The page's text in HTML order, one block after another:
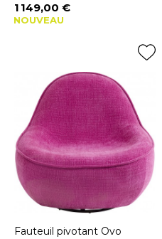
Prix
1 149,00 €
NOUVEAU
Fauteuil pivotant Ovo